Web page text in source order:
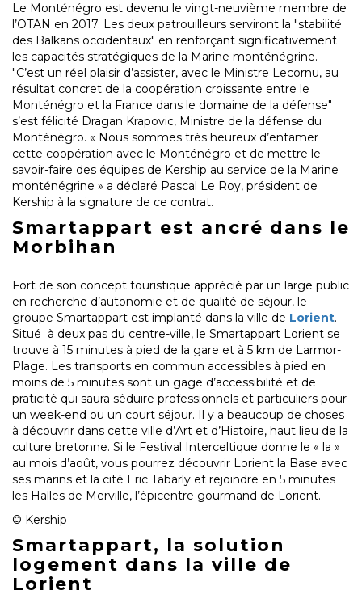
Le Monténégro est devenu le vingt-neuvième membre de
l’OTAN en 2017. Les deux patrouilleurs serviront la "stabilité
des Balkans occidentaux" en renforçant significativement
les capacités stratégiques de la Marine monténégrine.
"C’est un réel plaisir d’assister, avec le Ministre Lecornu, au
résultat concret de la coopération croissante entre le
Monténégro et la France dans le domaine de la défense"
s’est félicité Dragan Krapovic, Ministre de la défense du
Monténégro. « Nous sommes très heureux d’entamer
cette coopération avec le Monténégro et de mettre le
savoir-faire des équipes de Kership au service de la Marine
monténégrine » a déclaré Pascal Le Roy, président de
Kership à la signature de ce contrat.
Smartappart est ancré dans le
Morbihan
Fort de son concept touristique apprécié par un large public
en recherche d’autonomie et de qualité de séjour, le
groupe Smartappart est implanté dans la ville de Lorient.
Situé à deux pas du centre-ville, le Smartappart Lorient se
trouve à 15 minutes à pied de la gare et à 5 km de Larmor-
Plage. Les transports en commun accessibles à pied en
moins de 5 minutes sont un gage d’accessibilité et de
praticité qui saura séduire professionnels et particuliers pour
un week-end ou un court séjour. Il y a beaucoup de choses
à découvrir dans cette ville d’Art et d’Histoire, haut lieu de la
culture bretonne. Si le Festival Interceltique donne le « la »
au mois d’août, vous pourrez découvrir Lorient la Base avec
ses marins et la cité Eric Tabarly et rejoindre en 5 minutes
les Halles de Merville, l’épicentre gourmand de Lorient.
© Kership
Smartappart, la solution
logement dans la ville de
Lorient